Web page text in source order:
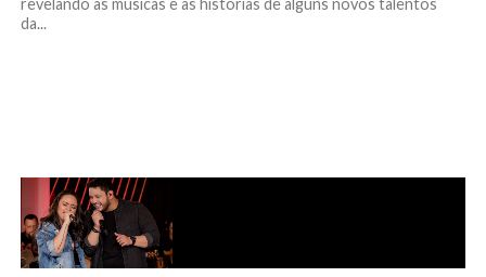
revelando as músicas e as histórias de alguns novos talentos
da...